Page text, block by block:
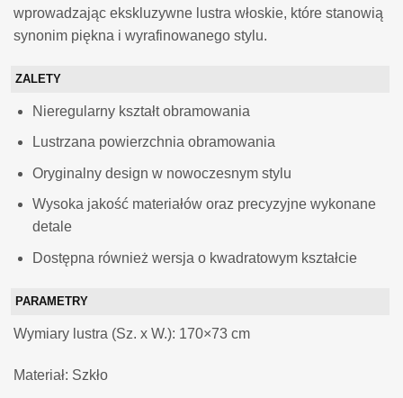
wprowadzając ekskluzywne lustra włoskie, które stanowią
synonim piękna i wyrafinowanego stylu.
ZALETY
Nieregularny kształt obramowania
Lustrzana powierzchnia obramowania
Oryginalny design w nowoczesnym stylu
Wysoka jakość materiałów oraz precyzyjne wykonane
detale
Dostępna również wersja o kwadratowym kształcie
PARAMETRY
Wymiary lustra (Sz. x W.): 170×73 cm
Materiał: Szkło